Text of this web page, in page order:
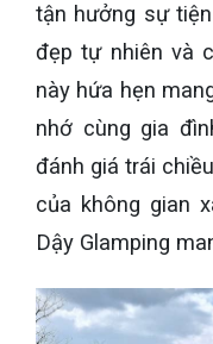
tận hưởng sự
đẹp tự nhiên và
này hứa hẹn
nhớ cùng gia
đánh giá trái
của không gian
Dậy Glamping